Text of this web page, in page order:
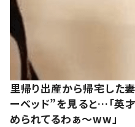
里帰り出産から帰宅した
ーベッド”を見ると…「英
められてるわぁ～ww」